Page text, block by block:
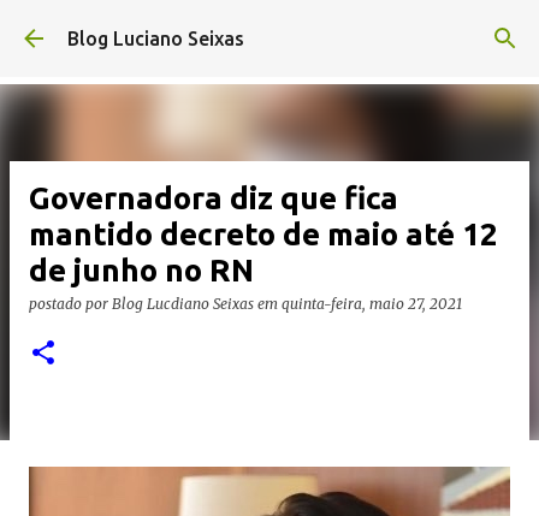
Pular para o conteúdo principal
Blog Luciano Seixas
Governadora diz que fica
mantido decreto de maio até 12
de junho no RN
postado por Blog Lucdiano Seixas em quinta-feira, maio 27, 2021